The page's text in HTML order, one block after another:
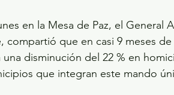
en la Mesa de Paz, el
compartió que en casi 9 meses
una disminución del 22 % en
que integran este mando